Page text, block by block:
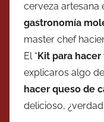
cerveza artesana
gastronomía
master chef
El “ Kit para
explicaros algo
hacer queso de
delicioso,